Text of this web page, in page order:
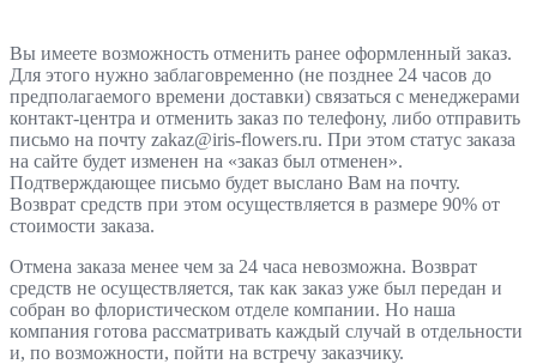
Вы имеете возможность отменить ранее оформленный заказ.
Для этого нужно заблаговременно (не позднее 24 часов до
предполагаемого времени доставки) связаться с менеджерами
контакт-центра и отменить заказ по телефону, либо отправить
письмо на почту zakaz@iris-flowers.ru. При этом статус заказа
на сайте будет изменен на «заказ был отменен».
Подтверждающее письмо будет выслано Вам на почту.
Возврат средств при этом осуществляется в размере 90% от
стоимости заказа.
Отмена заказа менее чем за 24 часа невозможна. Возврат
средств не осуществляется, так как заказ уже был передан и
собран во флористическом отделе компании. Но наша
компания готова рассматривать каждый случай в отдельности
и, по возможности, пойти на встречу заказчику.